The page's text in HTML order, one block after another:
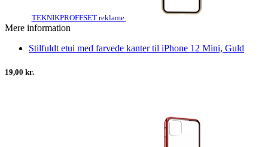
TEKNIKPROFFSET reklame
Mere information
Stilfuldt etui med farvede kanter til iPhone 12 Mini, Guld
19,00 kr.